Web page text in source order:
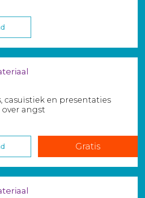
casuïstiek en presentaties
over angst
Gratis